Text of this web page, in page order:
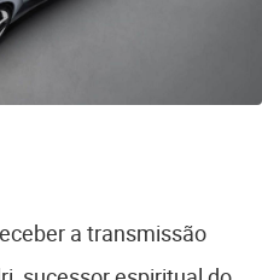
a transmissão